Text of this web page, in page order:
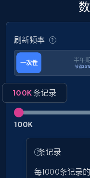
1.3K+
Amazon Walmart
URL, Title amazon,
amazon,
amazon, Currency
and more.
刷新频率
一次性 半年期
节省25%
100K条记录
100K
条记录
每1000条记录